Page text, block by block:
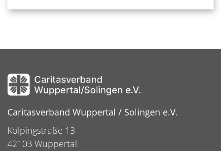
Caritasverband Wuppertal / Solingen e.V.
Kolpingstraße 13
42103 Wuppertal